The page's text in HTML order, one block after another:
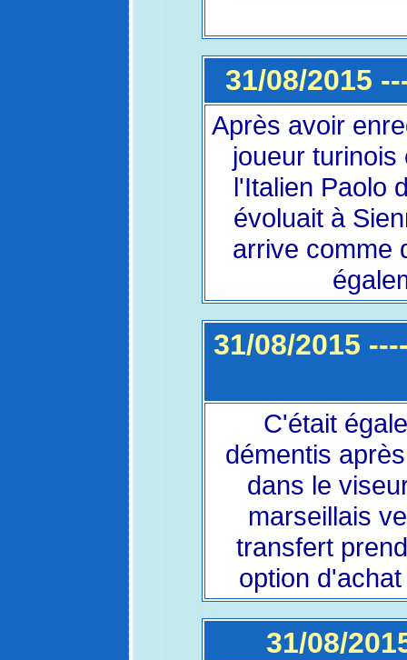
31/08/2015
Après avoir
joueur
l'Italien Paolo
évoluait à
arrive comme
31/08/2015
C'était
démentis
dans le
marseillais
transfert
option
31/08/